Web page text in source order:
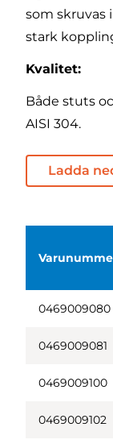
som skruvas
stark
Kvalitet:
Både stuts
AISI 304.
Ladda
0469009080
0469009081
0469009100
0469009102